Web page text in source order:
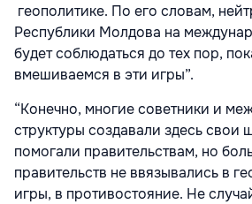
геополитике. По его словам,
Республики Молдова на
будет соблюдаться до тех пор,
вмешиваемся в эти игры”.
“Конечно, многие советники и
структуры создавали здесь свои
помогали правительствам, но
правительств не ввязывались в
игры, в противостояние. Не